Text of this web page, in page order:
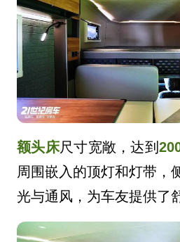
额头床尺寸宽敞，达到
周围嵌入的顶灯和灯带，
光与通风，为车友提供了